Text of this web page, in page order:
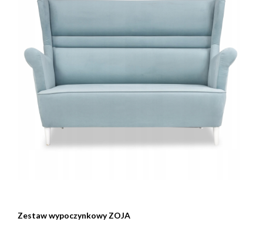
Zestaw wypoczynkowy ZOJA